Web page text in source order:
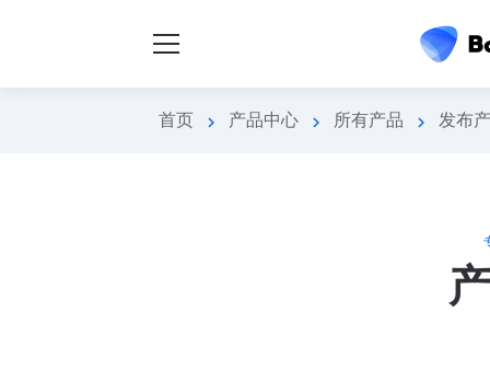
首页 chevron_right 产品中心 chevron_right 所有产品 chevron_right 发布